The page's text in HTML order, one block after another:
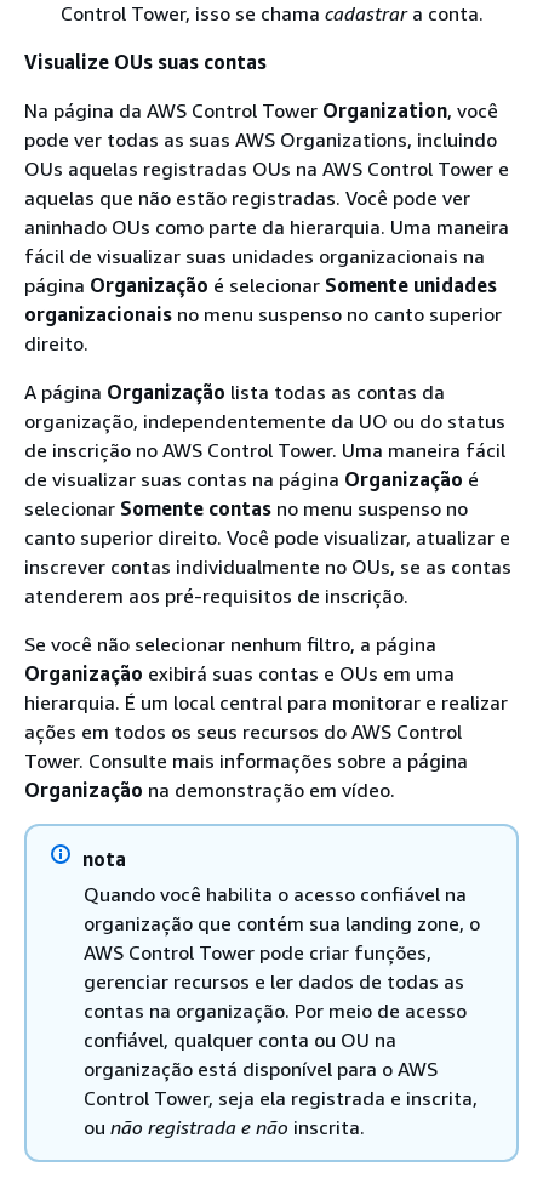
Control Tower, isso se chama cadastrara conta.
Visualize OUs suas contas
Na página da AWS Control Tower Organization, você
pode ver todas as suas AWS Organizations, incluindo
OUs aquelas registradas OUs na AWS Control Tower e
aquelas que não estão registradas. Você pode ver
aninhado OUs como parte da hierarquia. Uma maneira
fácil de visualizar suas unidades organizacionais na
página Organização é selecionar Somente unidades
organizacionais no menu suspenso no canto superior
direito.
A página Organização lista todas as contas da
organização, independentemente da UO ou do status
de inscrição no AWS Control Tower. Uma maneira fácil
de visualizar suas contas na página Organização é
selecionar Somente contas no menu suspenso no
canto superior direito. Você pode visualizar, atualizar e
inscrever contas individualmente no OUs, se as contas
atenderem aos pré-requisitos de inscrição.
Se você não selecionar nenhum filtro, a página
Organização exibirá suas contas e OUs em uma
hierarquia. É um local central para monitorar e realizar
ações em todos os seus recursos do AWS Control
Tower. Consulte mais informações sobre a página
Organização na demonstração em vídeo.
nota
Quando você habilita o acesso confiável na
organização que contém sua landing zone, o
AWS Control Tower pode criar funções,
gerenciar recursos e ler dados de todas as
contas na organização. Por meio de acesso
confiável, qualquer conta ou OU na
organização está disponível para o AWS
Control Tower, seja ela registrada e inscrita,
ou não registrada e não inscrita.